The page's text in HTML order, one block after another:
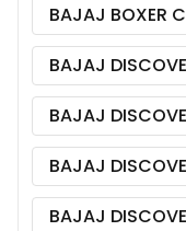
BAJAJ BOXER
BAJAJ
BAJAJ
BAJAJ
BAJAJ